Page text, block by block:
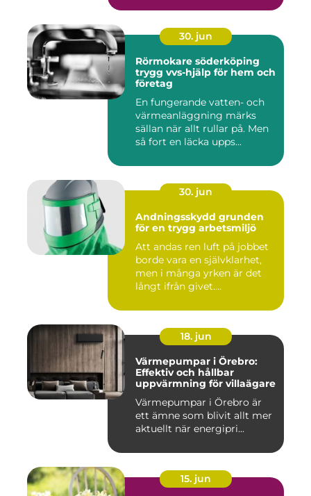
30. jun
Rörmokare söderköping
trygg vvs-hjälp för hem och
företag
En fungerande vatten- och
värmeanläggning märks
sällan när allt rullar på. Men
så fort en läcka upps...
30. jun
Andningsskydd grunden
för en trygg arbetsmiljö
Att andas ren luft på jobbet
borde vara en självklarhet,
men i många yrken är det
långt ifrån givet....
18. jun
Värmepumpar i Örebro:
Effektiv och hållbar
uppvärmning för villaägare
Värmepumpar i Örebro är
ett ämne som blivit allt mer
aktuellt när energipri...
15. jun